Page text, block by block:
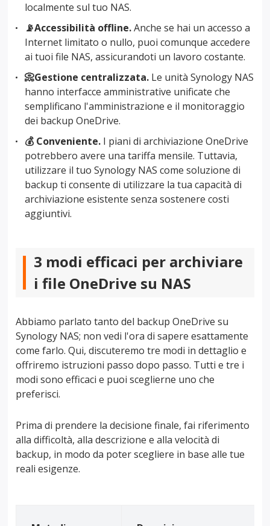
localmente sul tuo NAS.
📡Accessibilità offline.Anche se hai un accesso a
Internet limitato o nullo, puoi comunque accedere
ai tuoi file NAS, assicurandoti un lavoro costante.
📀Gestione centralizzata. Le unità Synology NAS
hanno interfacce amministrative unificate che
semplificano l'amministrazione e il monitoraggio
dei backup OneDrive.
💰 Conveniente. I piani di archiviazione OneDrive
potrebbero avere una tariffa mensile. Tuttavia,
utilizzare il tuo Synology NAS come soluzione di
backup ti consente di utilizzare la tua capacità di
archiviazione esistente senza sostenere costi
aggiuntivi.
3 modi efficaci per archiviare
i file OneDrive su NAS
Abbiamo parlato tanto del backup OneDrive su
Synology NAS; non vedi l'ora di sapere esattamente
come farlo. Qui, discuteremo tre modi in dettaglio e
offriremo istruzioni passo dopo passo. Tutti e tre i
modi sono efficaci e puoi sceglierne uno che
preferisci.
Prima di prendere la decisione finale, fai riferimento
alla difficoltà, alla descrizione e alla velocità di
backup, in modo da poter scegliere in base alle tue
reali esigenze.